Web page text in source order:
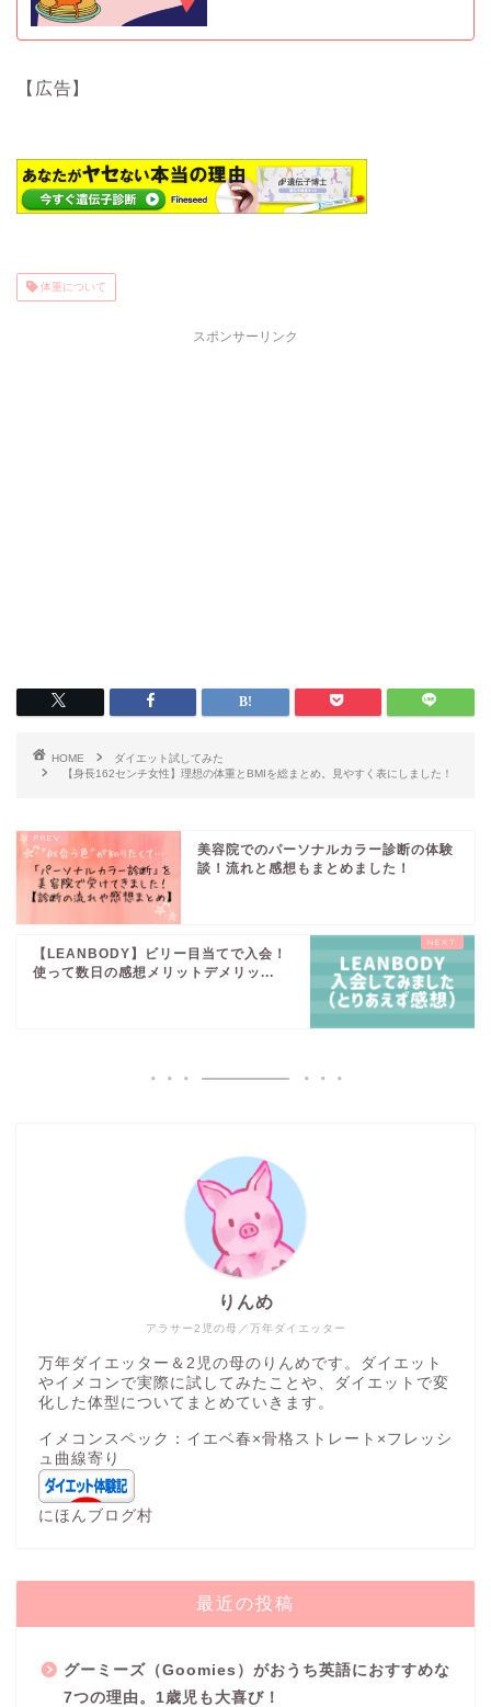
【広告】
体重について
スポンサーリンク
HOME
ダイエット試してみた
【身長162センチ女性】理想の体重とBMIを総まとめ。見やすく表にしました！
美容院でのパーソナルカラー診断の体験
談！流れと感想もまとめました！
【LEANBODY】ビリー目当てで入会！
使って数日の感想メリットデメリッ...
アラサー2児の母／万年ダイエッター
りんめ
万年ダイエッター＆2児の母のりんめです。ダイエット
やイメコンで実際に試してみたことや、ダイエットで変
化した体型についてまとめていきます。
イメコンスペック：イエベ春×骨格ストレート×フレッシ
ュ曲線寄り
にほんブログ村
最近の投稿
グーミーズ（Goomies）がおうち英語におすすめな
7つの理由。1歳児も大喜び！